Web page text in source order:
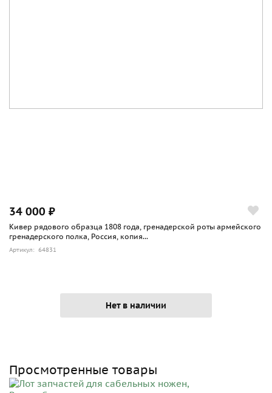
34 000 ₽
Кивер рядового образца 1808 года, гренадерской роты армейского
гренадерского полка, Россия, копия...
Артикул: 64831
Нет в наличии
Просмотренные товары